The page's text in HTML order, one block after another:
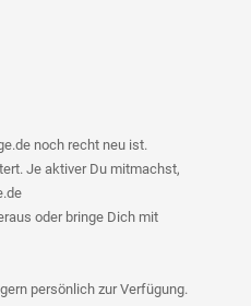
noch recht neu ist.
Je aktiver Du mitmachst,
oder bringe Dich mit
persönlich zur Verfügung.